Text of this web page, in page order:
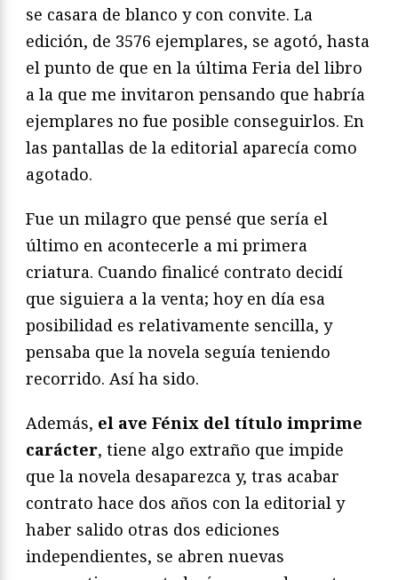
se casara de blanco y con convite. La
edición, de 3576 ejemplares, se agotó, hasta
el punto de que en la última Feria del libro
a la que me invitaron pensando que habría
ejemplares no fue posible conseguirlos. En
las pantallas de la editorial aparecía como
agotado.
Fue un milagro que pensé que sería el
último en acontecerle a mi primera
criatura. Cuando finalicé contrato decidí
que siguiera a la venta; hoy en día esa
posibilidad es relativamente sencilla, y
pensaba que la novela seguía teniendo
recorrido. Así ha sido.
Además, el ave Fénix del título imprime
carácter, tiene algo extraño que impide
que la novela desaparezca y, tras acabar
contrato hace dos años con la editorial y
haber salido otras dos ediciones
independientes, se abren nuevas